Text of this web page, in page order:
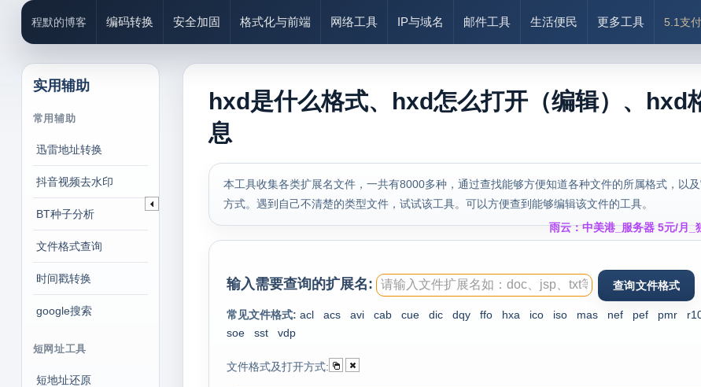
程默的博客 编码转换 安全加固 格式化与前端 网络工具 IP与域名 邮件工具 生活便民 更多工具 5.1支
实用辅助
常用辅助
迅雷地址转换
抖音视频去水印
BT种子分析
文件格式查询
时间戳转换
google搜索
短网址工具
短地址还原
hxd是什么格式、hxd怎么打开（编辑）、hxd
息
本工具收集各类扩展名文件，一共有8000多种，通过查找能够方便知道各种文件的所属格式，以
方式。遇到自己不清楚的类型文件，试试该工具。可以方便查到能够编辑该文件的工具。
雨云：中美港_服务器 5元/月_
输入需要查询的扩展名:
常见文件格式: acl acs avi cab cue dic dqy ffo hxa ico iso mas nef pef pmr
soe
sst vdp
文件格式及打开方式: